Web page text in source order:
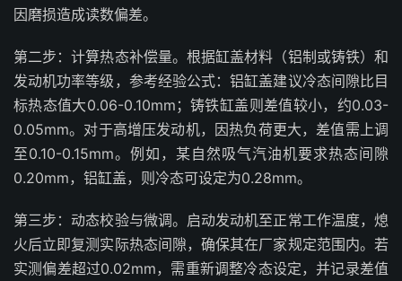
因磨损造成读数偏差。
第二步：计算热态补偿量。根据缸盖材料（铝制或铸铁）和
发动机功率等级，参考经验公式：铝缸盖建议冷态间隙比目
标热态值大0.06-0.10mm；铸铁缸盖则差值较小，约0.03-
0.05mm。对于高增压发动机，因热负荷更大，差值需上调
至0.10-0.15mm。例如，某自然吸气汽油机要求热态间隙
0.20mm，铝缸盖，则冷态可设定为0.28mm。
第三步：动态校验与微调。启动发动机至正常工作温度，熄
火后立即复测实际热态间隙，确保其在厂家规定范围内。若
实测偏差超过0.02mm，需重新调整冷态设定，并记录差值